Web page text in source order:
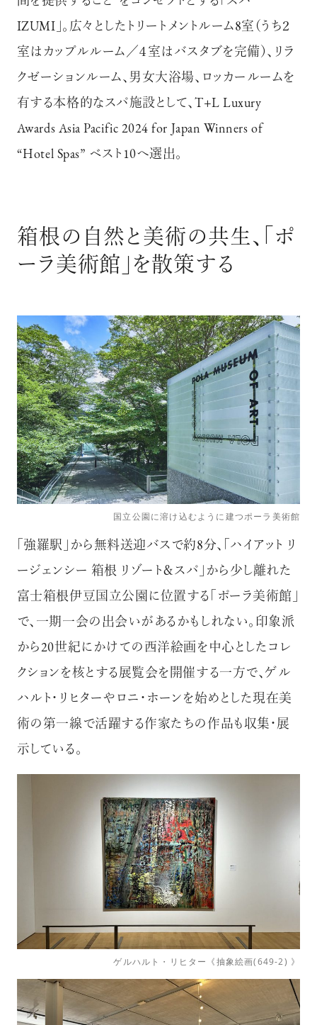
IZUMI」。広々としたトリートメントルーム8室（うち２
室はカップルルーム／４室はバスタブを完備）、リラ
クゼーションルーム、男女大浴場、ロッカールームを
有する本格的なスパ施設として、T+L Luxury
Awards Asia Pacific 2024 for Japan Winners of
“Hotel Spas” ベスト10へ選出。
箱根の自然と美術の共生、「ポ
ーラ美術館」を散策する
国立公園に溶け込むように建つポーラ美術館
「強羅駅」から無料送迎バスで約8分、「ハイアット リ
ージェンシー 箱根 リゾート＆スパ」から少し離れた
富士箱根伊豆国立公園に位置する「ポーラ美術館」
で、一期一会の出会いがあるかもしれない。印象派
から20世紀にかけての西洋絵画を中心としたコレ
クションを核とする展覧会を開催する一方で、ゲル
ハルト・リヒターやロニ・ホーンを始めとした現在美
術の第一線で活躍する作家たちの作品も収集・展
示している。
ゲルハルト・リヒター《抽象絵画(649-2) 》